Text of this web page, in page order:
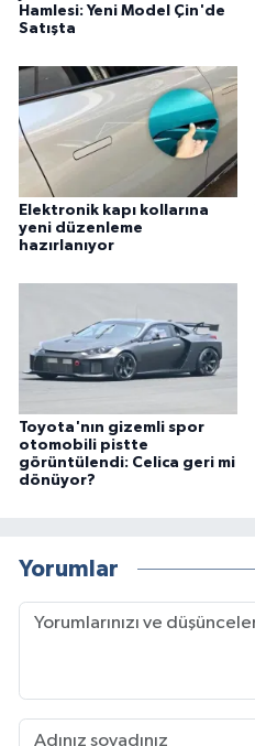
Hamlesi: Yeni Model Çin'de
Satışta
Elektronik kapı kollarına
yeni düzenleme
hazırlanıyor
Toyota'nın gizemli spor
otomobili pistte
görüntülendi: Celica geri mi
dönüyor?
Yorumlar